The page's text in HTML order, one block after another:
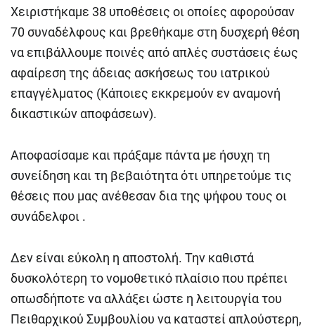
Χειριστήκαμε 38 υποθέσεις οι οποίες αφορούσαν
70 συναδέλφους και βρεθήκαμε στη δυσχερή θέση
να επιβάλλουμε ποινές από απλές συστάσεις έως
αφαίρεση της άδειας ασκήσεως του ιατρικού
επαγγέλματος (Κάποιες εκκρεμούν εν αναμονή
δικαστικών αποφάσεων).
Αποφασίσαμε και πράξαμε πάντα με ήσυχη τη
συνείδηση και τη βεβαιότητα ότι υπηρετούμε τις
θέσεις που μας ανέθεσαν δια της ψήφου τους οι
συνάδελφοι .
Δεν είναι εύκολη η αποστολή. Την καθιστά
δυσκολότερη το νομοθετικό πλαίσιο που πρέπει
οπωσδήποτε να αλλάξει ώστε η λειτουργία του
Πειθαρχικού Συμβουλίου να καταστεί απλούστερη,